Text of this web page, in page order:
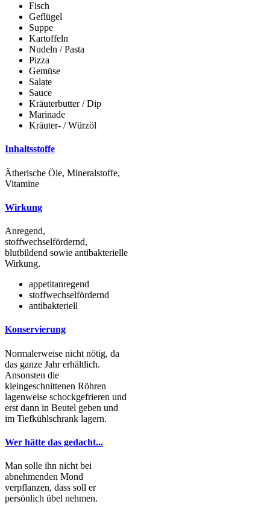
Fisch
Geflügel
Suppe
Kartoffeln
Nudeln / Pasta
Pizza
Gemüse
Salate
Sauce
Kräuterbutter / Dip
Marinade
Kräuter- / Würzöl
Inhaltsstoffe
Ätherische Öle, Mineralstoffe,
Vitamine
Wirkung
Anregend,
stoffwechselfördernd,
blutbildend sowie antibakterielle
Wirkung.
appetitanregend
stoffwechselfördernd
antibakteriell
Konservierung
Normalerweise nicht nötig, da
das ganze Jahr erhältlich.
Ansonsten die
kleingeschnittenen Röhren
lagenweise schockgefrieren und
erst dann in Beutel geben und
im Tiefkühlschrank lagern.
Wer hätte das gedacht...
Man solle ihn nicht bei
abnehmenden Mond
verpflanzen, dass soll er
persönlich übel nehmen.